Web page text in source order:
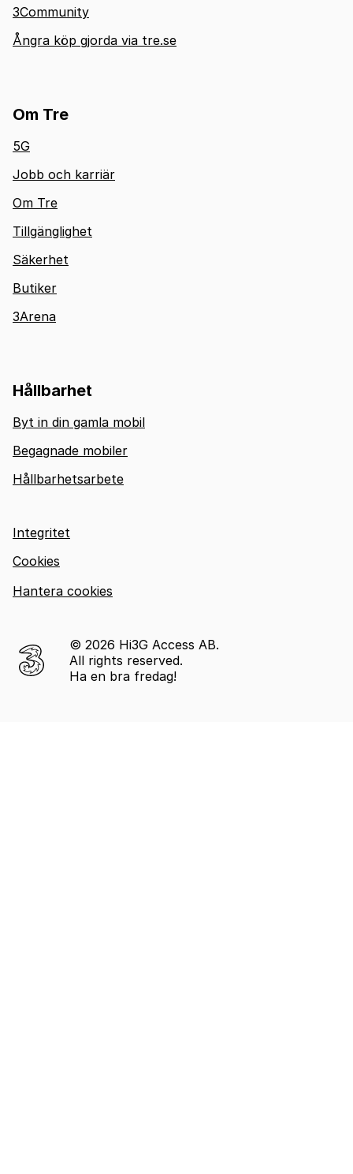
3Community
Ångra köp gjorda via tre.se
Om Tre
5G
Jobb och karriär
Om Tre
Tillgänglighet
Säkerhet
Butiker
3Arena
Hållbarhet
Byt in din gamla mobil
Begagnade mobiler
Hållbarhetsarbete
© 2026 Hi3G Access AB.
All rights reserved.
Ha en bra fredag!
Integritet
Cookies
Hantera cookies